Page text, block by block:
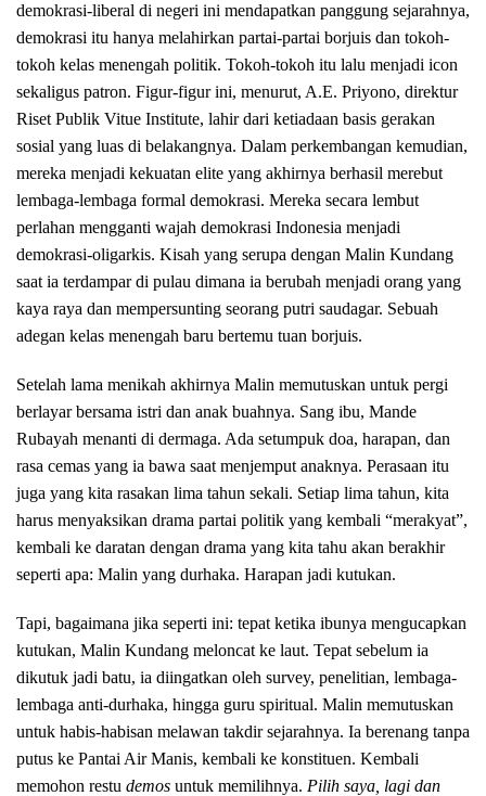
demokrasi-liberal di negeri ini mendapatkan panggung sejarahnya,
demokrasi itu hanya melahirkan partai-partai borjuis dan tokoh-
tokoh kelas menengah politik. Tokoh-tokoh itu lalu menjadi icon
sekaligus patron. Figur-figur ini, menurut, A.E. Priyono, direktur
Riset Publik Vitue Institute, lahir dari ketiadaan basis gerakan
sosial yang luas di belakangnya. Dalam perkembangan kemudian,
mereka menjadi kekuatan elite yang akhirnya berhasil merebut
lembaga-lembaga formal demokrasi. Mereka secara lembut
perlahan mengganti wajah demokrasi Indonesia menjadi
demokrasi-oligarkis. Kisah yang serupa dengan Malin Kundang
saat ia terdampar di pulau dimana ia berubah menjadi orang yang
kaya raya dan mempersunting seorang putri saudagar. Sebuah
adegan kelas menengah baru bertemu tuan borjuis.
Setelah lama menikah akhirnya Malin memutuskan untuk pergi
berlayar bersama istri dan anak buahnya. Sang ibu, Mande
Rubayah menanti di dermaga. Ada setumpuk doa, harapan, dan
rasa cemas yang ia bawa saat menjemput anaknya. Perasaan itu
juga yang kita rasakan lima tahun sekali. Setiap lima tahun, kita
harus menyaksikan drama partai politik yang kembali “merakyat”,
kembali ke daratan dengan drama yang kita tahu akan berakhir
seperti apa: Malin yang durhaka. Harapan jadi kutukan.
Tapi, bagaimana jika seperti ini: tepat ketika ibunya mengucapkan
kutukan, Malin Kundang meloncat ke laut. Tepat sebelum ia
dikutuk jadi batu, ia diingatkan oleh survey, penelitian, lembaga-
lembaga anti-durhaka, hingga guru spiritual. Malin memutuskan
untuk habis-habisan melawan takdir sejarahnya. Ia berenang tanpa
putus ke Pantai Air Manis, kembali ke konstituen. Kembali
memohon restu demos untuk memilihnya. Pilih saya, lagi dan